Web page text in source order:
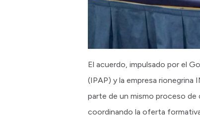
El acuerdo, impulsado por el
(IPAP) y la empresa
parte de un mismo proceso de
coordinando la oferta